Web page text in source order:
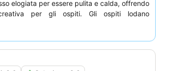
elogiata per essere pulita e calda, offrendo
per gli ospiti. Gli ospiti lodano
favolosa
grandi vasche idromassaggio.